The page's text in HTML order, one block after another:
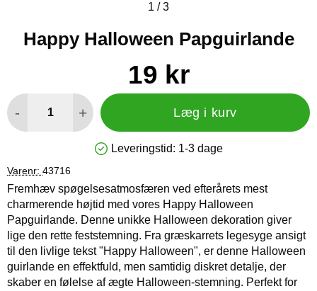
1 /3
Happy Halloween Papguirlande
Køb dette produkt Happy Halloween Papguirlande
pris
19 kr
- + Læg i kurv
Produkttilgængelighed: På lager
Leveringstid: 1-3 dage
Varenr: 43716
Fremhæv spøgelsesatmosfæren ved efterårets mest
charmerende højtid med vores Happy Halloween
Papguirlande. Denne unikke Halloween dekoration giver
lige den rette feststemning. Fra græskarrets legesyge ansigt
til den livlige tekst "Happy Halloween", er denne Halloween
guirlande en effektfuld, men samtidig diskret detalje, der
skaber en følelse af ægte Halloween-stemning. Perfekt for